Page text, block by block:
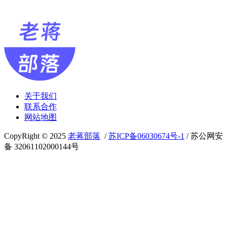
关于我们
联系合作
网站地图
CopyRight © 2025 老蒋部落 /苏ICP备06030674号-1 / 苏公网安
备 32061102000144号